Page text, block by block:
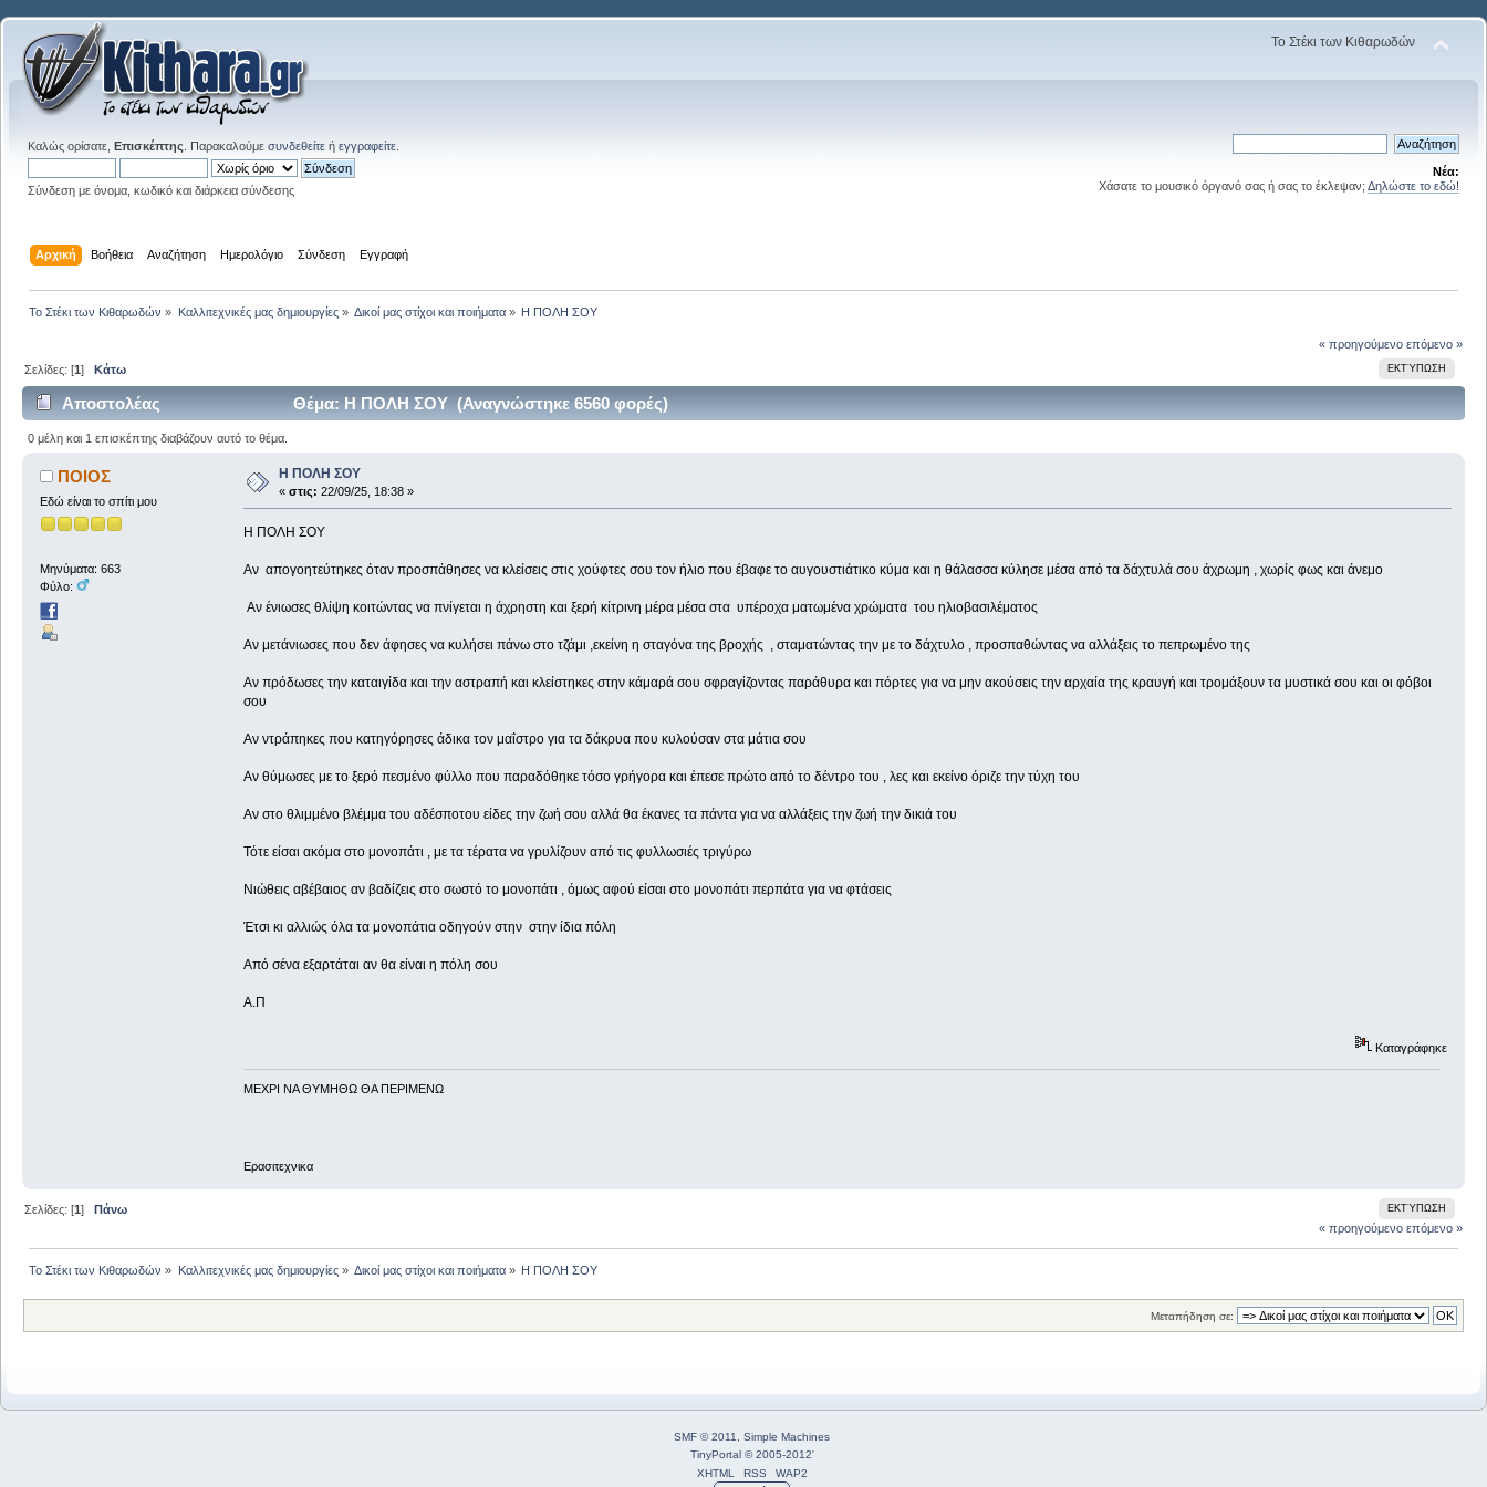
Το Στέκι των Κιθαρωδών
Καλώς ορίσατε, Επισκέπτης . Παρακαλούμε συνδεθείτε ή εγγραφείτε
Σύνδεση με όνομα, κωδικό και διάρκεια σύνδεσης
Νέα:
Χάσατε το μουσικό όργανό σας ή σας το έκλεψαν; Δηλώστε το εδώ!
Αρχική Βοήθεια Αναζήτηση Ημερολόγιο Σύνδεση Εγγραφή
Το Στέκι των Κιθαρωδών » Καλλιτεχνικές μας δημιουργίες» Δικοί μας στίχοι και ποιήματα» Η ΠΟΛΗ ΣΟΥ
« προηγούμενο επόμενο »
ΕΚΤΎΠΩΣΗ
Σελίδες: [1]Κάτω
Αποστολέας Θέμα: Η ΠΟΛΗ ΣΟΥ (Αναγνώστηκε 6560 φορές)
0 μέλη και 1 επισκέπτης διαβάζουν αυτό το θέμα.
ΠΟΙΟΣ
Εδώ είναι το σπίτι μου
Μηνύματα: 663
Φύλο:
Η ΠΟΛΗ ΣΟΥ
« στις: 22/09/25, 18:38 »
Η ΠΟΛΗ ΣΟΥ
Αν απογοητεύτηκες όταν προσπάθησες να κλείσεις στις χούφτες σου τον ήλιο που έβαφε το αυγουστιάτικο κύμα και η θάλασσα κύλησε μέσα από τα δάχτυλά σου άχρωμη , χωρίς φως και άνεμο
Αν ένιωσες θλίψη κοιτώντας να πνίγεται η άχρηστη και ξερή κίτρινη μέρα μέσα στα υπέροχα ματωμένα χρώματα του ηλιοβασιλέματος
Αν μετάνιωσες που δεν άφησες να κυλήσει πάνω στο τζάμι ,εκείνη η σταγόνα της βροχής , σταματώντας την με το δάχτυλο , προσπαθώντας να αλλάξεις το πεπρωμένο της
Αν πρόδωσες την καταιγίδα και την αστραπή και κλείστηκες στην κάμαρά σου σφραγίζοντας παράθυρα και πόρτες για να μην ακούσεις την αρχαία της κραυγή και τρομάξουν τα μυστικά σου και οι φόβοι
σου
Αν ντράπηκες που κατηγόρησες άδικα τον μαΐστρο για τα δάκρυα που κυλούσαν στα μάτια σου
Αν θύμωσες με το ξερό πεσμένο φύλλο που παραδόθηκε τόσο γρήγορα και έπεσε πρώτο από το δέντρο του , λες και εκείνο όριζε την τύχη του
Αν στο θλιμμένο βλέμμα του αδέσποτου είδες την ζωή σου αλλά θα έκανες τα πάντα για να αλλάξεις την ζωή την δικιά του
Τότε είσαι ακόμα στο μονοπάτι , με τα τέρατα να γρυλίζουν από τις φυλλωσιές τριγύρω
Νιώθεις αβέβαιος αν βαδίζεις στο σωστό το μονοπάτι , όμως αφού είσαι στο μονοπάτι περπάτα για να φτάσεις
Έτσι κι αλλιώς όλα τα μονοπάτια οδηγούν στην στην ίδια πόλη
Από σένα εξαρτάται αν θα είναι η πόλη σου
Α.Π
Καταγράφηκε
ΜΕΧΡΙ ΝΑ ΘΥΜHΘΩ ΘΑ ΠΕΡΙΜΕΝΩ
Ερασιτεχνικα
ΕΚΤΎΠΩΣΗ
Σελίδες: [1]
Πάνω
« προηγούμενο επόμενο »
Το Στέκι των Κιθαρωδών » Καλλιτεχνικές μας δημιουργίες» Δικοί μας στίχοι και ποιήματα» Η ΠΟΛΗ ΣΟΥ
Μεταπήδηση σε:
SMF © 2011, Simple Machines
TinyPortal © 2005-2012'
XHTML
RSS
WAP2